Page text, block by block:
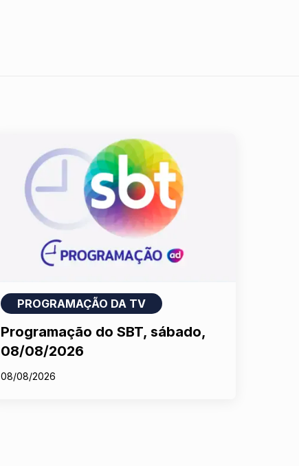
PROGRAMAÇÃO DA TV
Programação do SBT, sábado,
08/08/2026
08/08/2026